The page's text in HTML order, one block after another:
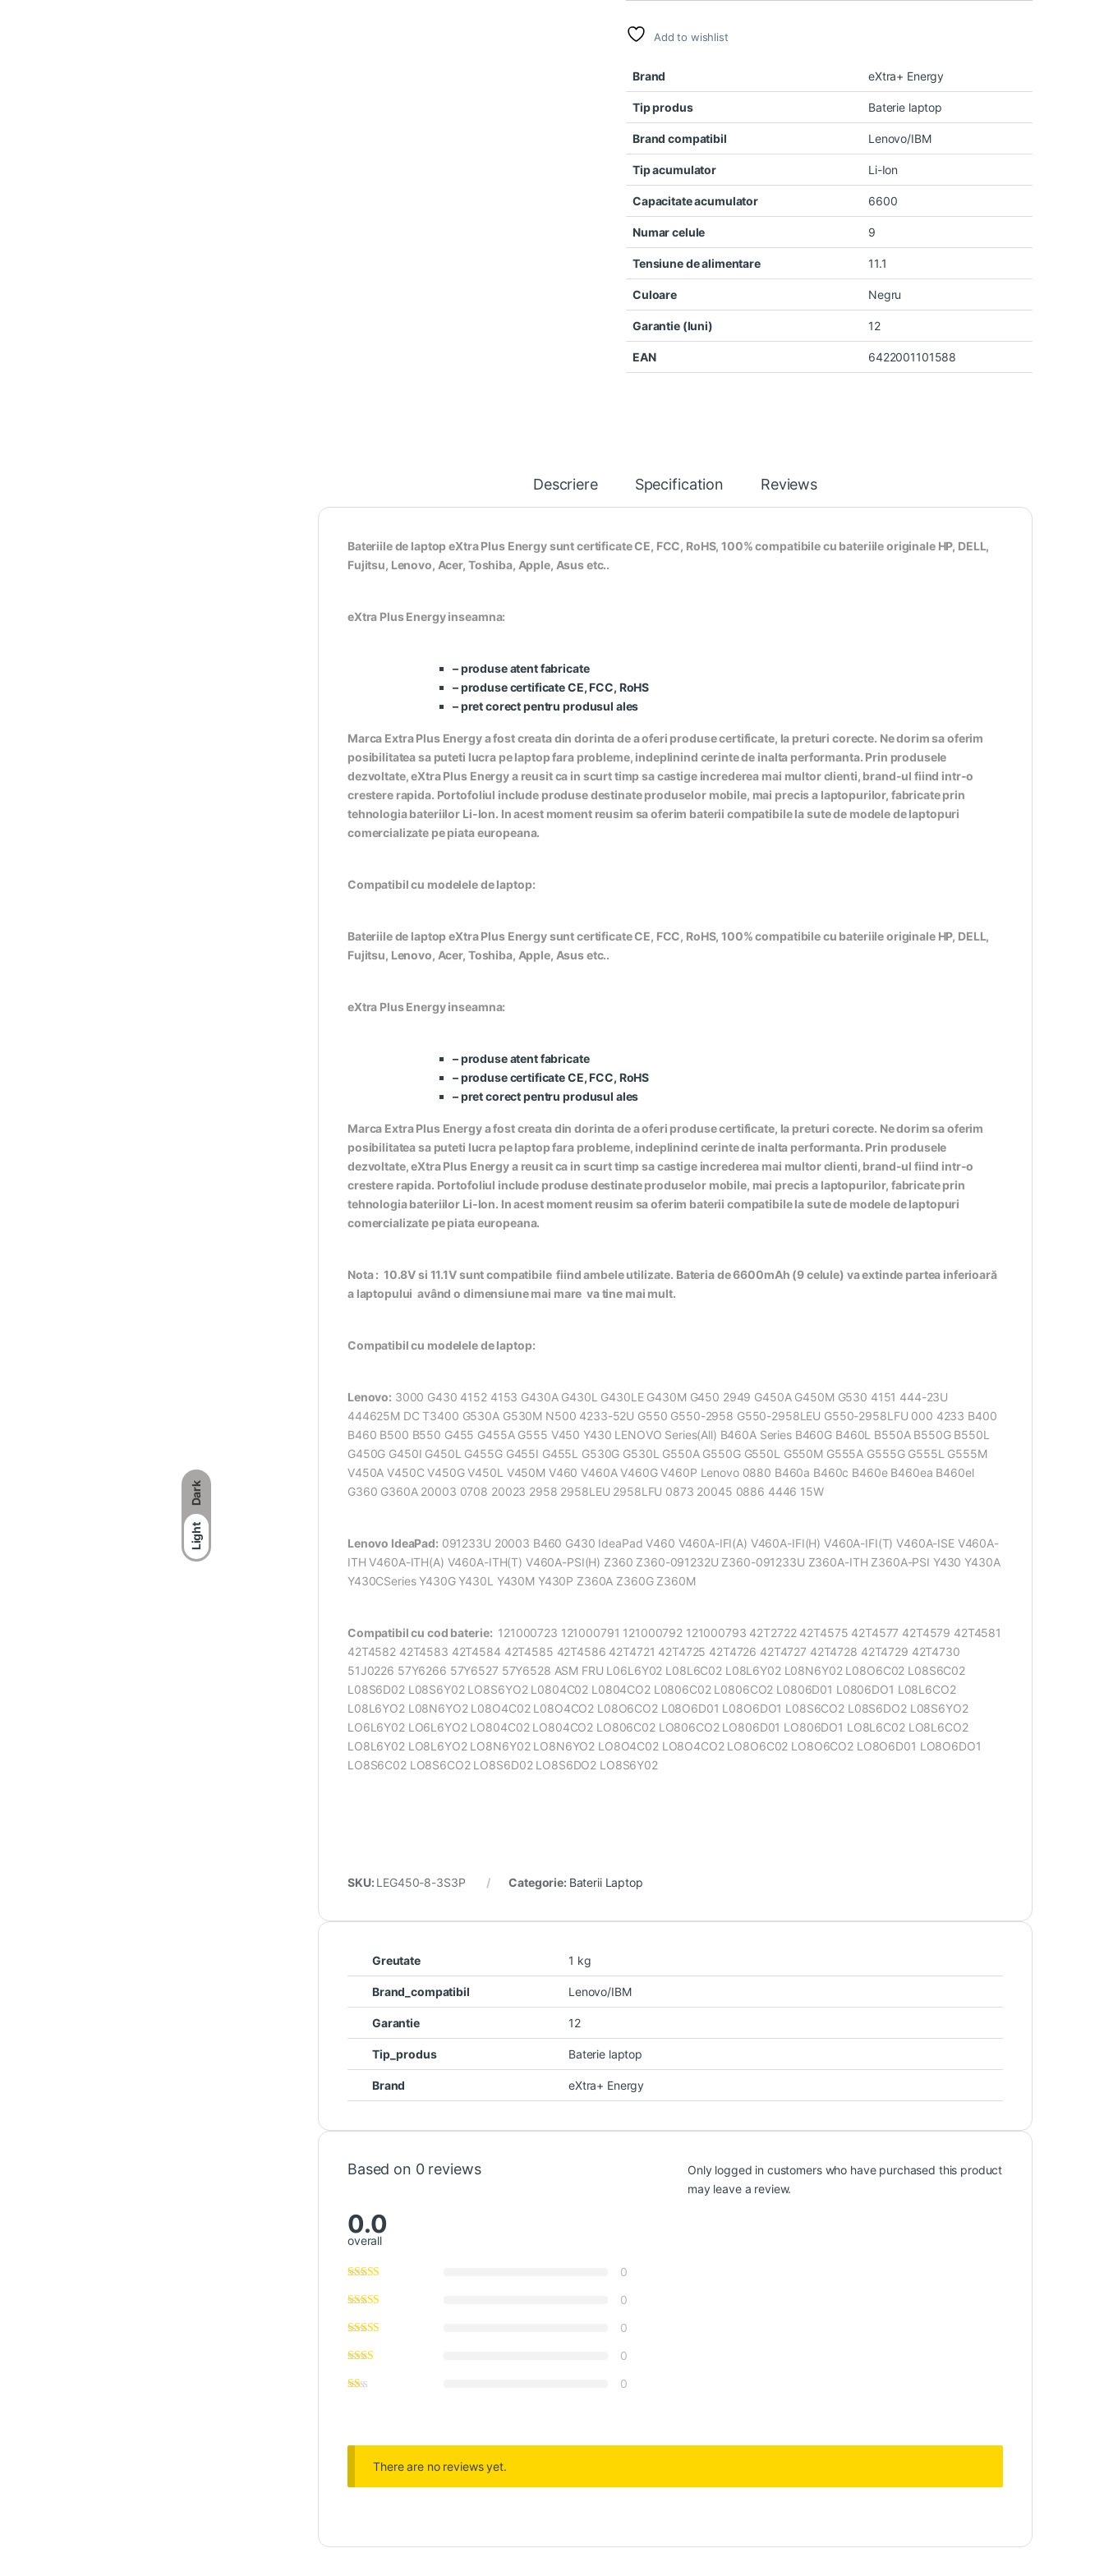
Dark
Light
Add to wishlist
Brand eXtra+ Energy
Tip produs Baterie laptop
Brand compatibil Lenovo/IBM
Tip acumulator Li-Ion
Capacitate acumulator 6600
Numar celule 9
Tensiune de alimentare 11.1
Culoare Negru
Garantie (luni) 12
EAN 6422001101588
Descriere Specification Reviews
Bateriile de laptop eXtra Plus Energy sunt certificate CE, FCC, RoHS, 100% compatibile cu bateriile originale HP, DELL,
Fujitsu, Lenovo, Acer, Toshiba, Apple, Asus etc..
eXtra Plus Energy inseamna:
– produse atent fabricate
– produse certificate CE, FCC, RoHS
– pret corect pentru produsul ales
Marca Extra Plus Energy a fost creata din dorinta de a oferi produse certificate, la preturi corecte. Ne dorim sa oferim
posibilitatea sa puteti lucra pe laptop fara probleme, indeplinind cerinte de inalta performanta. Prin produsele
dezvoltate, eXtra Plus Energy a reusit ca in scurt timp sa castige increderea mai multor clienti, brand-ul fiind intr-o
crestere rapida. Portofoliul include produse destinate produselor mobile, mai precis a laptopurilor, fabricate prin
tehnologia bateriilor Li-Ion. In acest moment reusim sa oferim baterii compatibile la sute de modele de laptopuri
comercializate pe piata europeana.
Compatibil cu modelele de laptop:
Bateriile de laptop eXtra Plus Energy sunt certificate CE, FCC, RoHS, 100% compatibile cu bateriile originale HP, DELL,
Fujitsu, Lenovo, Acer, Toshiba, Apple, Asus etc..
eXtra Plus Energy inseamna:
– produse atent fabricate
– produse certificate CE, FCC, RoHS
– pret corect pentru produsul ales
Marca Extra Plus Energy a fost creata din dorinta de a oferi produse certificate, la preturi corecte. Ne dorim sa oferim
posibilitatea sa puteti lucra pe laptop fara probleme, indeplinind cerinte de inalta performanta. Prin produsele
dezvoltate, eXtra Plus Energy a reusit ca in scurt timp sa castige increderea mai multor clienti, brand-ul fiind intr-o
crestere rapida. Portofoliul include produse destinate produselor mobile, mai precis a laptopurilor, fabricate prin
tehnologia bateriilor Li-Ion. In acest moment reusim sa oferim baterii compatibile la sute de modele de laptopuri
comercializate pe piata europeana.
Nota : 10.8V si 11.1V sunt compatibile fiind ambele utilizate. Bateria de 6600mAh (9 celule) va extinde partea inferioară
a laptopului având o dimensiune mai mare va tine mai mult.
Compatibil cu modelele de laptop:
Lenovo: 3000 G430 4152 4153 G430A G430L G430LE G430M G450 2949 G450A G450M G530 4151 444-23U
444625M DC T3400 G530A G530M N500 4233-52U G550 G550-2958 G550-2958LEU G550-2958LFU 000 4233 B400
B460 B500 B550 G455 G455A G555 V450 Y430 LENOVO Series(All) B460A Series B460G B460L B550A B550G B550L
G450G G450I G450L G455G G455I G455L G530G G530L G550A G550G G550L G550M G555A G555G G555L G555M
V450A V450C V450G V450L V450M V460 V460A V460G V460P Lenovo 0880 B460a B460c B460e B460ea B460el
G360 G360A 20003 0708 20023 2958 2958LEU 2958LFU 0873 20045 0886 4446 15W
Lenovo IdeaPad: 091233U 20003 B460 G430 IdeaPad V460 V460A-IFI(A) V460A-IFI(H) V460A-IFI(T) V460A-ISE V460A-
ITH V460A-ITH(A) V460A-ITH(T) V460A-PSI(H) Z360 Z360-091232U Z360-091233U Z360A-ITH Z360A-PSI Y430 Y430A
Y430CSeries Y430G Y430L Y430M Y430P Z360A Z360G Z360M
Compatibil cu cod baterie: 121000723 121000791 121000792 121000793 42T2722 42T4575 42T4577 42T4579 42T4581
42T4582 42T4583 42T4584 42T4585 42T4586 42T4721 42T4725 42T4726 42T4727 42T4728 42T4729 42T4730
51J0226 57Y6266 57Y6527 57Y6528 ASM FRU L06L6Y02 L08L6C02 L08L6Y02 L08N6Y02 L08O6C02 L08S6C02
L08S6D02 L08S6Y02 LO8S6YO2 L0804C02 L0804CO2 L0806C02 L0806CO2 L0806D01 L0806DO1 L08L6CO2
L08L6YO2 L08N6YO2 L08O4C02 L08O4CO2 L08O6CO2 L08O6D01 L08O6DO1 L08S6CO2 L08S6DO2 L08S6YO2
LO6L6Y02 LO6L6YO2 LO804C02 LO804CO2 LO806C02 LO806CO2 LO806D01 LO806DO1 LO8L6C02 LO8L6CO2
LO8L6Y02 LO8L6YO2 LO8N6Y02 LO8N6YO2 LO8O4C02 LO8O4CO2 LO8O6C02 LO8O6CO2 LO8O6D01 LO8O6DO1
LO8S6C02 LO8S6CO2 LO8S6D02 LO8S6DO2 LO8S6Y02
SKU: LEG450-8-3S3P Categorie: Baterii Laptop
Greutate 1 kg
Brand_compatibil Lenovo/IBM
Garantie 12
Tip_produs Baterie laptop
Brand eXtra+ Energy
Based on 0 reviews
0.0
overall
0
0
0
0
0
Only logged in customers who have purchased this product
may leave a review.
There are no reviews yet.